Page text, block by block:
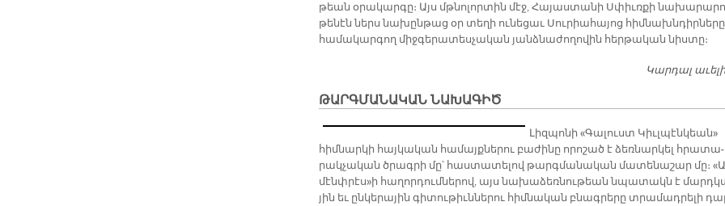
թեան օ­րա­կար­գը։ Այս մթնո­լոր­տին մէջ, Հա­յաս­տա­նի Սփիւռ­քի
թե­նէն ներս նա­խըն­թաց օր տե­ղի ու­նե­ցաւ Սու­րիա­հա­յոց հիմ­նախն­դիր­նե­րը
հա­մա­կար­գող միջ­գե­րա­տես­չա­կան յանձ­նա­ժո­ղո­վին հեր­թա­կան նիս­տը։
Կարդալ
ԹԱՐԳՄԱՆԱԿԱՆ ՆԱԽԱԳԻԾ
Լիզ­պո­նի «Գա­լուստ Կիւլ­պէն­կեան»
հիմ­նար­կի հայ­կա­կան հա­մայք­նե­րու բա­ժի­նը ո­րո­շած է ձեռ­նար­կել հրա­տա­
րակ­չա­կան ծրագ­րի մը՝ հաս­տա­տե­լով թարգ­մա­նա­կան մա­տե­նա­շար մը։
մէնփ­րէս»ի հա­ղոր­դում­նե­րով, այս նա­խա­ձեռ­նու­թեան նպա­տակն է
յին եւ ըն­կե­րա­յին գի­տու­թիւն­նե­րու հիմ­նա­կան բնագ­րե­րը տրա­մադ­րե­լի